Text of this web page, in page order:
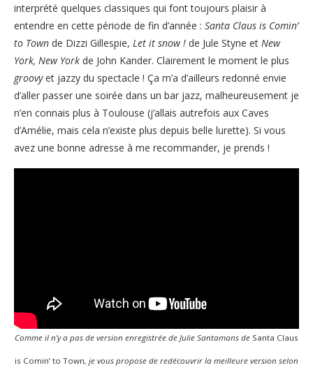
interprété quelques classiques qui font toujours plaisir à
entendre en cette période de fin d’année : Santa Claus is Comin’
to Town de Dizzi Gillespie, Let it snow ! de Jule Styne et New
York, New York de John Kander. Clairement le moment le plus
groovyet jazzy du spectacle ! Ça m’a d’ailleurs redonné envie
d’aller passer une soirée dans un bar jazz, malheureusement je
n’en connais plus à Toulouse (j’allais autrefois aux Caves
d’Amélie, mais cela n’existe plus depuis belle lurette). Si vous
avez une bonne adresse à me recommander, je prends !
Comme il n’y a pas de version enregistrée de Julie Santamans de Santa Claus
is Comin’ to Town, je vous propose de redécouvrir la meilleure version selon